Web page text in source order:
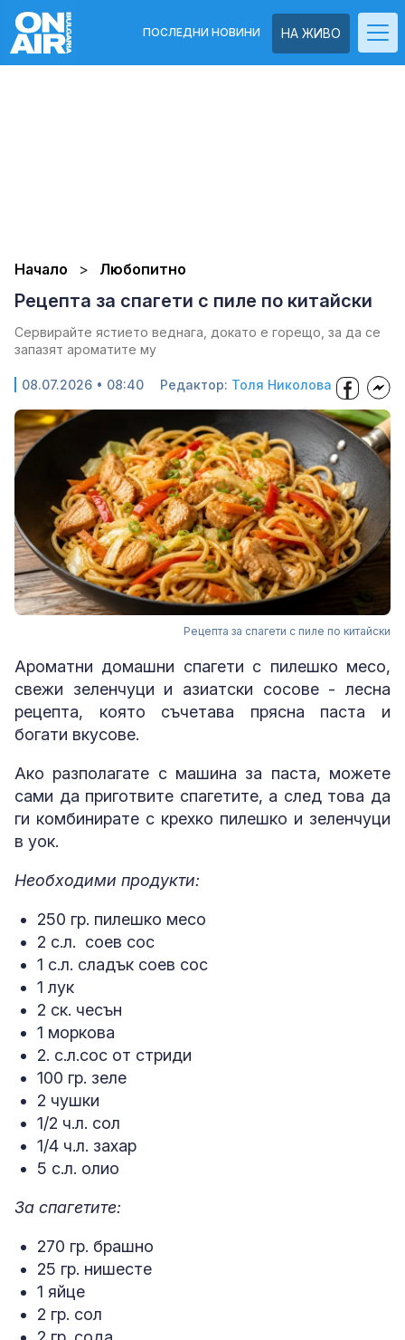
НА ЖИВО
ПОСЛЕДНИ НОВИНИ
Начало Любопитно
Рецепта за спагети с пиле по китайски
Сервирайте ястието веднага, докато е горещо, за да се
запазят ароматите му
08.07.2026 • 08:40 Редактор: Толя Николова
Рецепта за спагети с пиле по китайски
Ароматни домашни спагети с пилешко месо,
свежи зеленчуци и азиатски сосове - лесна
рецепта, която съчетава прясна паста и
богати вкусове.
Ако разполагате с машина за паста, можете
сами да приготвите спагетите, а след това да
ги комбинирате с крехко пилешко и зеленчуци
в уок.
Необходими продукти:
250 гр. пилешко месо
2 с.л. соев сос
1 с.л. сладък соев сос
1 лук
2 ск. чесън
1 моркова
2. с.л.сос от стриди
100 гр. зеле
2 чушки
1/2 ч.л. сол
1/4 ч.л. захар
5 с.л. олио
За спагетите:
270 гр. брашно
25 гр. нишесте
1 яйце
2 гр. сол